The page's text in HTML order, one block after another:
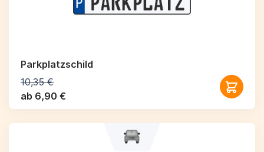
Parkplatzschild
10,35 €
ab 6,90 €